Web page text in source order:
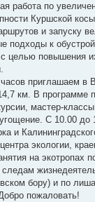
работа по
Куршской
и запуску
подходы к
с целью повышения
приглашаем в
км. В программе
мастер-
С 10.00 до
и
экологии,
на экотропах
бору) и по
пожаловать!